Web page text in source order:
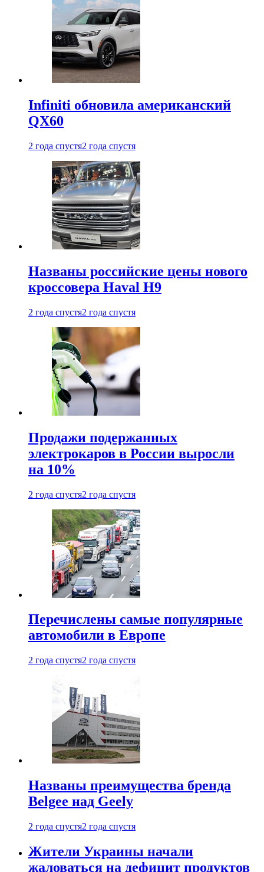
Infiniti обновила американский
QX60
2 года спустя2 года спустя
Названы российские цены нового
кроссовера Haval H9
2 года спустя2 года спустя
Продажи подержанных
электрокаров в России выросли
на 10%
2 года спустя2 года спустя
Перечислены самые популярные
автомобили в Европе
2 года спустя2 года спустя
Названы преимущества бренда
Belgee над Geely
2 года спустя2 года спустя
Жители Украины начали
жаловаться на дефицит продуктов